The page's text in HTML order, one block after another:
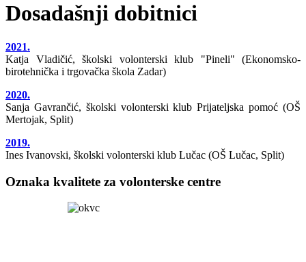
Dosadašnji dobitnici
2021.
Katja Vladičić, školski volonterski klub "Pineli" (Ekonomsko-
birotehnička i trgovačka škola Zadar)
2020.
Sanja Gavrančić, školski volonterski klub Prijateljska pomoć (OŠ
Mertojak, Split)
2019.
Ines Ivanovski, školski volonterski klub Lučac (OŠ Lučac, Split)
Oznaka kvalitete za volonterske centre